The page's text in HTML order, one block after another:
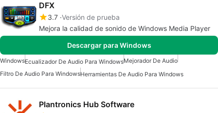
DFX
3.7 Versión de prueba
Mejora la calidad de sonido de Windows Media Player
Descargar para Windows
WindowsEcualizador De Audio Para WindowsMejorador De Audio
Filtro De Audio Para WindowsHerramientas De Audio Para Windows
Plantronics Hub Software